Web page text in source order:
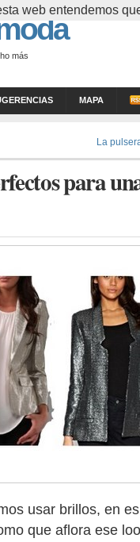
más
MAPA
La
para
usar brillos, en
que aflora ese
web entendemos